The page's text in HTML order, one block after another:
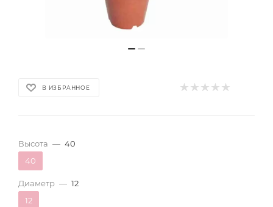
В ИЗБРАННОЕ
Высота — 40
40
Диаметр — 12
12